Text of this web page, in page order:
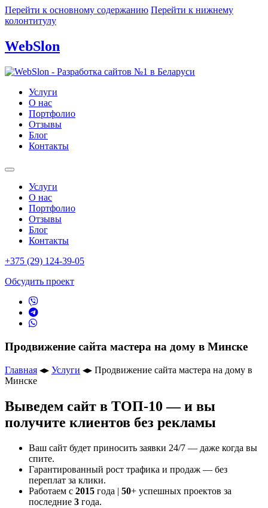
Перейти к основному содержанию Перейти к нижнему
колонтитулу
WebSlon
Услуги
О нас
Портфолио
Отзывы
Блог
Контакты
Услуги
О нас
Портфолио
Отзывы
Блог
Контакты
+375 (29) 124-39-05
Обсудить проект
Продвижение сайта мастера на дому в Минске
Главная ◂▸ Услуги ◂▸ Продвижение сайта мастера на дому в
Минске
Выведем сайт в ТОП-10 — и вы
получите клиентов без рекламы
Ваш сайт будет приносить заявки 24/7 — даже когда вы
спите.
Гарантированный рост трафика и продаж — без
переплат за клики.
Работаем с 2015 года | 50+ успешных проектов за
последние 3 года.